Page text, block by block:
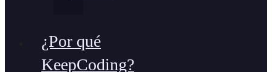
¿Por qué
KeepCoding?